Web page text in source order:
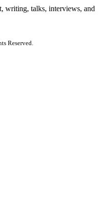
writing, talks, interviews, and
Reserved.